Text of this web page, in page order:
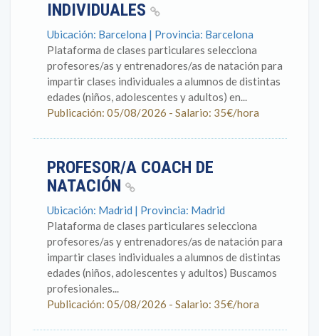
INDIVIDUALES
Ubicación: Barcelona | Provincia: Barcelona
Plataforma de clases particulares selecciona
profesores/as y entrenadores/as de natación para
impartir clases individuales a alumnos de distintas
edades (niños, adolescentes y adultos) en...
Publicación: 05/08/2026 - Salario: 35€/hora
PROFESOR/A COACH DE
NATACIÓN
Ubicación: Madrid | Provincia: Madrid
Plataforma de clases particulares selecciona
profesores/as y entrenadores/as de natación para
impartir clases individuales a alumnos de distintas
edades (niños, adolescentes y adultos) Buscamos
profesionales...
Publicación: 05/08/2026 - Salario: 35€/hora